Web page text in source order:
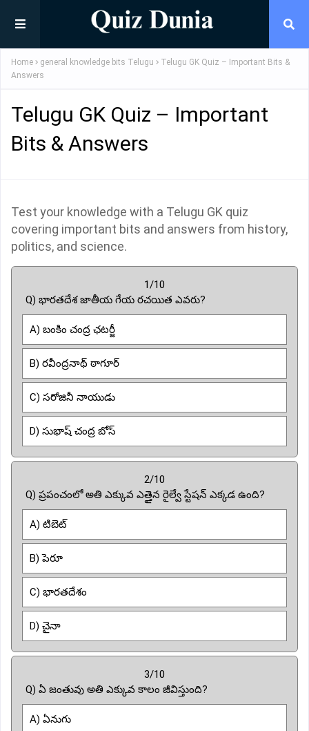
Home general knowledge bits Telugu
Telugu GK Quiz – Important Bits &
Answers
Telugu GK Quiz – Important
Bits & Answers
Test your knowledge with a Telugu GK quiz
covering important bits and answers from history,
politics, and science.
1/10
Q) భారతదేశ జాతీయ గేయ రచయిత ఎవరు?
A) బంకిం చంద్ర ఛటర్జీ
B) రవీంద్రనాథ్ ఠాగూర్
C) సరోజినీ నాయుడు
D) సుభాష్ చంద్ర బోస్
2/10
Q) ప్రపంచంలో అతి ఎక్కువ ఎత్తైన రైల్వే స్టేషన్ ఎక్కడ ఉంది?
A) టిబెట్
B) పెరూ
C) భారతదేశం
D) చైనా
3/10
Q) ఏ జంతువు అతి ఎక్కువ కాలం జీవిస్తుంది?
A) ఏనుగు